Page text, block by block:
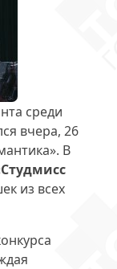
среди
вчера, 26
В
Студмисс
из всех